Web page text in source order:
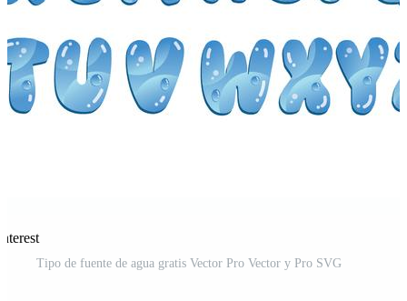
Tipo de fuente de agua gratis Vector Pro Vector y Pro SVG